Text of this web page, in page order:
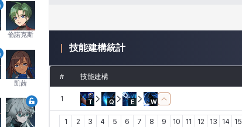
倫諾克斯
凱茜
技能建構統計
# 技能建構
1 T Q E W
1
2
3
4
5
6
7
8
9
10
11
12
13
14
15